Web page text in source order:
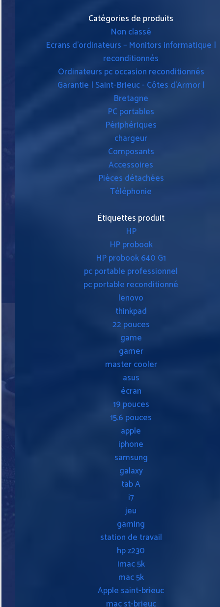
Catégories de produits
Non classé
Ecrans d'ordinateurs – Monitors informatique |
reconditionnés
Ordinateurs pc occasion reconditionnés
Garantie | Saint-Brieuc - Côtes d'Armor |
Bretagne
PC portables
Périphériques
chargeur
Composants
Accessoires
Pièces détachées
Téléphonie
Étiquettes produit
HP
HP probook
HP probook 640 G1
pc portable professionnel
pc portable reconditionné
lenovo
thinkpad
22 pouces
game
gamer
master cooler
asus
écran
19 pouces
15.6 pouces
apple
iphone
samsung
galaxy
tab A
i7
jeu
gaming
station de travail
hp z230
imac 5k
mac 5k
Apple saint-brieuc